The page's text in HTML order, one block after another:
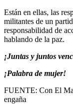
Están en ellas, las
militantes de un
responsabilidad de
hablando de la paz.
¡Juntas y juntos
¡Palabra de mujer!
FUENTE: Con El
engaña